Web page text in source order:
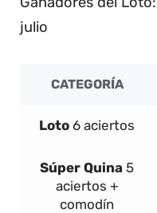
julio
CATEGORÍA
Loto 6 aciertos
Súper Quina 5
aciertos +
comodín